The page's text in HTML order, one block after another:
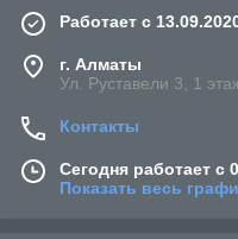
Работает с
г. Алматы
Ул. Руставели 3, 1
Контакты
Сегодня работает с
Показать весь